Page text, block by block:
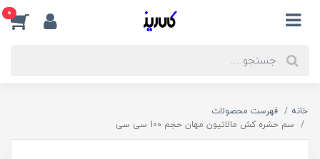
0
خانه
فهرست محصولات
سم حشره کش مالاتیون مهان حجم 100 سی سی